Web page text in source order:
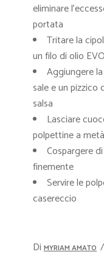
eliminare
portata
Tritare la
un filo di olio
Aggiungere
sale e un pizzico
salsa
Lasciare
polpettine a
Cospargere
finemente
Servire le
casereccio
Di MYRIAM AMATO